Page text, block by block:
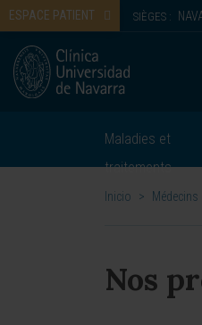
ESPACE PATIENT SIÈGES :
Maladies et
traitements
Inicio >
Nos